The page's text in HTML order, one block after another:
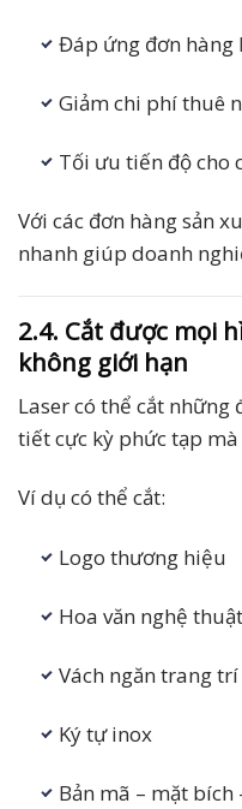
Đáp ứng đơn hàng
Giảm chi phí thuê
Tối ưu tiến độ cho
Với các đơn hàng sản
nhanh giúp doanh
2.4. Cắt được mọi
không giới hạn
Laser có thể cắt những
tiết cực kỳ phức tạp
Ví dụ có thể cắt:
Logo thương hiệu
Hoa văn nghệ thuật
Vách ngăn trang trí
Ký tự inox
Bản mã – mặt